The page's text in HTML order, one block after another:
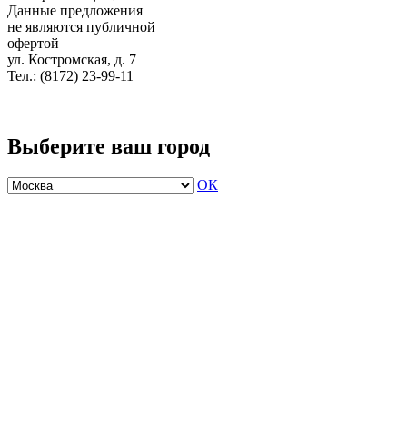
Данные предложения
не являются публичной
офертой
ул. Костромская, д. 7
Тел.: (8172) 23-99-11
Выберите ваш город
ОК